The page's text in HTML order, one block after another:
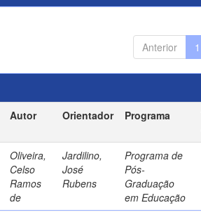
Anterior 1
Autor Orientador Programa
Oliveira,
Celso
Ramos
de
Jardilino,
José
Rubens
Programa de
Pós-
Graduação
em Educação